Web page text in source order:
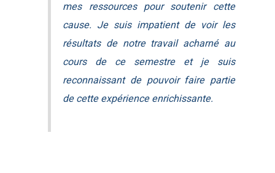
mes ressources pour soutenir cette
cause. Je suis impatient de voir les
résultats de notre travail acharné au
cours de ce semestre et je suis
reconnaissant de pouvoir faire partie
de cette expérience enrichissante.